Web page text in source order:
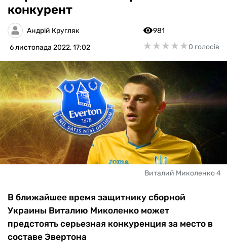
РІЗНЕ
БУКМЕКЕРИ
конкурент
Андрій Кругляк
6 листопада 2022, 17:02
981
★★★★★
★★★★★0 голосів
Виталий Миколенко 4
В ближайшее время защитнику сборной
Украины Виталию Миколенко может
предстоять серьезная конкуренция за место в
составе Эвертона